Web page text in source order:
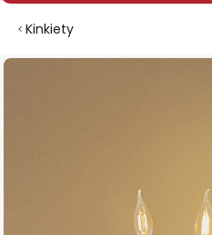
Kinkiety
Przejdź